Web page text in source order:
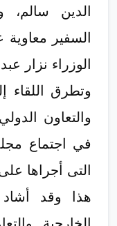
الدين سالم،
السفير
الوزراء نزار
وتطرق اللقاء
والتعاون
في اجتماع
التى أجراها
هذا وقد أشاد